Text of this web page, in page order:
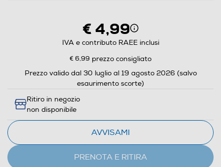
€ 4,99
IVA e contributo RAEE inclusi
€ 6,99 prezzo consigliato
Prezzo valido dal 30 luglio al 19 agosto 2026 (salvo
esaurimento scorte)
Ritiro in negozio
non disponibile
AVVISAMI
PRENOTA E RITIRA